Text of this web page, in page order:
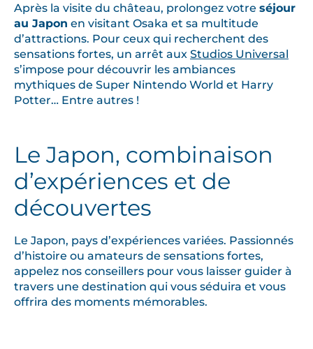
Après la visite du château, prolongez votre séjour
au Japon en visitant Osaka et sa multitude
d’attractions. Pour ceux qui recherchent des
sensations fortes, un arrêt aux Studios Universal
s’impose pour découvrir les ambiances
mythiques de Super Nintendo World et Harry
Potter… Entre autres !
Le Japon, combinaison
d’expériences et de
découvertes
Le Japon, pays d’expériences variées. Passionnés
d’histoire ou amateurs de sensations fortes,
appelez nos conseillers pour vous laisser guider à
travers une destination qui vous séduira et vous
offrira des moments mémorables.